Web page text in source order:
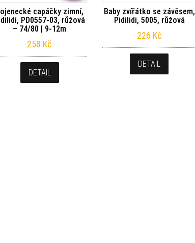
capáčky zimní,
PD0557-03, růžová
– 74/80 | 9-12m
258 Kč
DETAIL
Baby zvířátko se závěsem,
Pidilidi, 5005, růžová
226 Kč
DETAIL